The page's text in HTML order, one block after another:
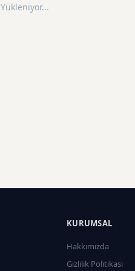
Yükleniyor...
KURUMSAL
Hakkımızda
Gizlilik Politikası